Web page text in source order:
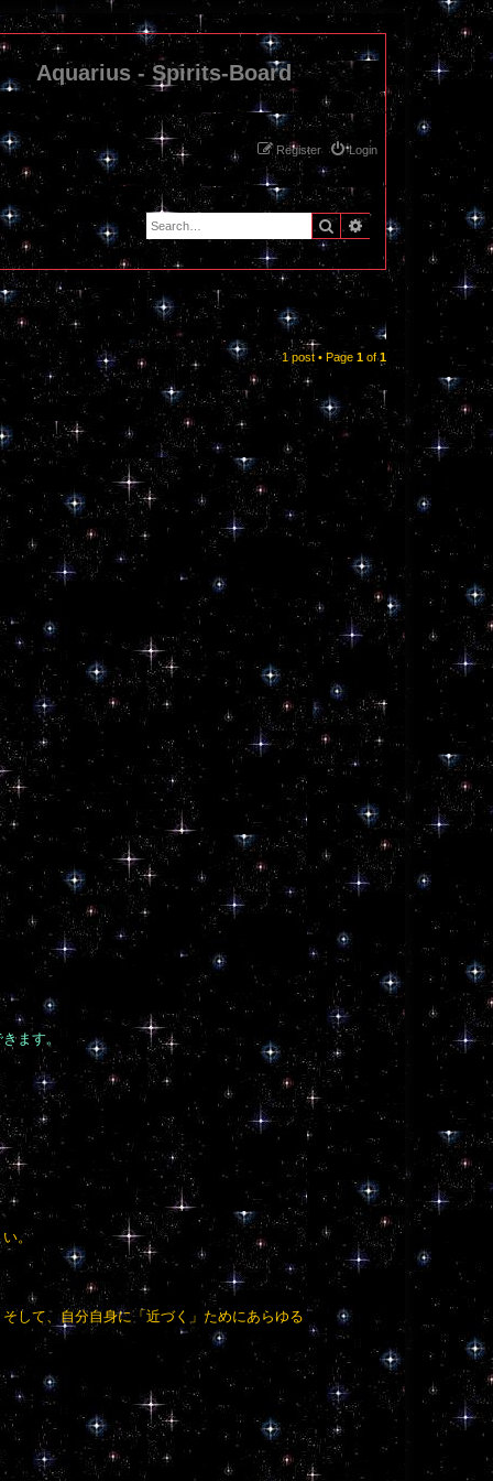
Aquarius - Spirits-Board
Login
Register
SearchAdvanced search
1 post • Page 1of1
ます。
い。
して、自分自身に「近づく」ためにあらゆる